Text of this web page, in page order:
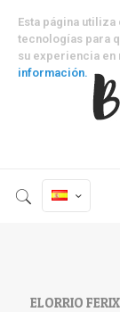
ELORRIO
Esta página
tecnologías para
su experiencia en
información.